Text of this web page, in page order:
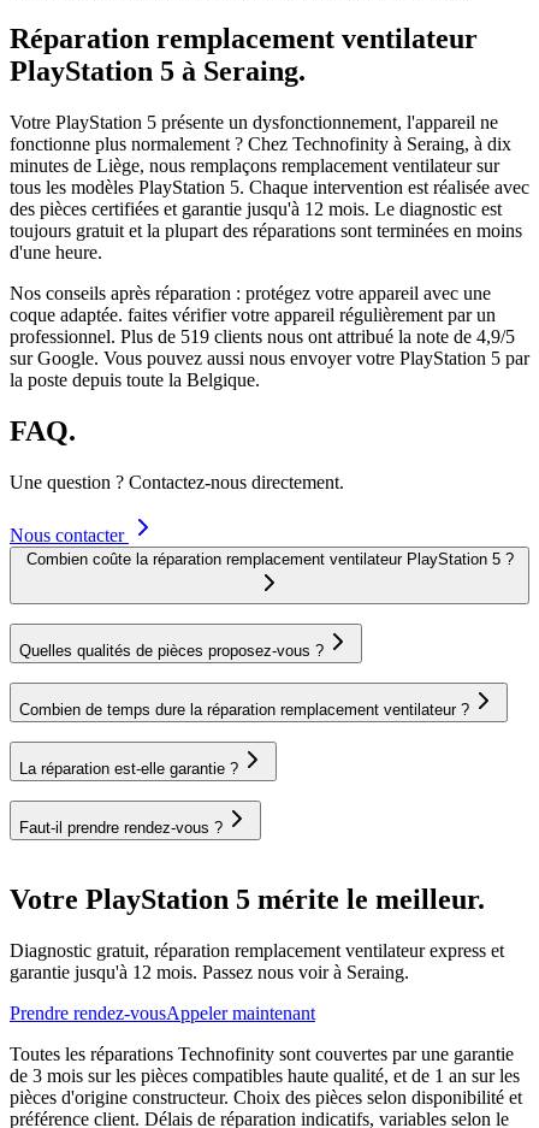
Réparation remplacement ventilateur
PlayStation 5 à Seraing.
Votre PlayStation 5 présente un dysfonctionnement, l'appareil ne
fonctionne plus normalement ? Chez Technofinity à Seraing, à dix
minutes de Liège, nous remplaçons remplacement ventilateursur
tous les modèles PlayStation 5. Chaque intervention est réalisée avec
des pièces certifiées et garantie jusqu'à 12 mois. Le diagnostic est
toujours gratuit et la plupart des réparations sont terminées en moins
d'une heure.
Nos conseils après réparation : protégez votre appareil avec une
coque adaptée. faites vérifier votre appareil régulièrement par un
professionnel. Plus de 519 clients nous ont attribué la note de 4,9/5
sur Google. Vous pouvez aussi nous envoyer votre PlayStation 5 par
la poste depuis toute la Belgique.
FAQ.
Une question ? Contactez-nous directement.
Nous contacter
Combien coûte la réparation remplacement ventilateur PlayStation 5 ?
Quelles qualités de pièces proposez-vous ?
Combien de temps dure la réparation remplacement ventilateur ?
La réparation est-elle garantie ?
Faut-il prendre rendez-vous ?
Votre PlayStation 5 mérite le meilleur.
Diagnostic gratuit, réparation remplacement ventilateur express et
garantie jusqu'à 12 mois. Passez nous voir à Seraing.
Prendre rendez-vousAppeler maintenant
Toutes les réparations Technofinity sont couvertes par une garantie
de 3 mois sur les pièces compatibles haute qualité, et de 1 an sur les
pièces d'origine constructeur. Choix des pièces selon disponibilité et
préférence client. Délais de réparation indicatifs, variables selon le